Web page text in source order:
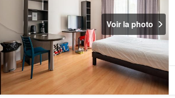
Voir la photo